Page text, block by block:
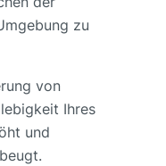
zu
von
Ihres
und